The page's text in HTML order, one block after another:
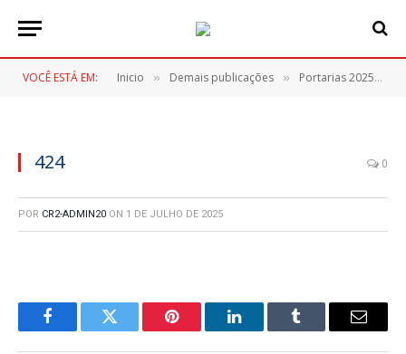
VOCÊ ESTÁ EM: Inicio » Demais publicações » Portarias 2025
424 0
POR CR2-ADMIN20 ON 1 DE JULHO DE 2025
FacebookTwitter Pinterest LinkedInTumblr
E-